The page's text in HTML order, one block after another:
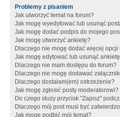
Problemy z pisaniem
Jak utworzyć temat na forum?
Jak mogę wyedytować lub usunąć
Jak mogę dodać podpis do mojego
Jak mogę utworzyć ankietę?
Dlaczego nie mogę dodać więcej opcji
Jak mogę edytować lub usunąć
Dlaczego nie mam dostępu do forum?
Dlaczego nie mogę dodawać
Dlaczego dostałam(em) ostrzeżenie?
Jak mogę zgłosić posty moderatorowi?
Do czego służy przycisk "Zapisz"
Dlaczego mój post musi być
Jak mogę podbić mój temat?